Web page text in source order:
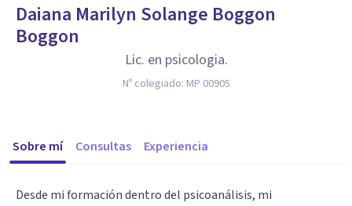
Daiana Marilyn Solange Boggon
Boggon
Lic. en psicologia.
Nº colegiado: MP 00905
Sobre mí Consultas Experiencia
Desde mi formación dentro del psicoanálisis, mi